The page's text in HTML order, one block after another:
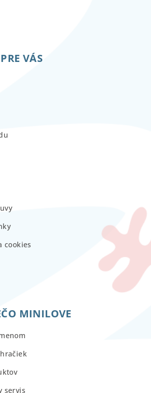
VÁS
cookies
MINILOVE
servis